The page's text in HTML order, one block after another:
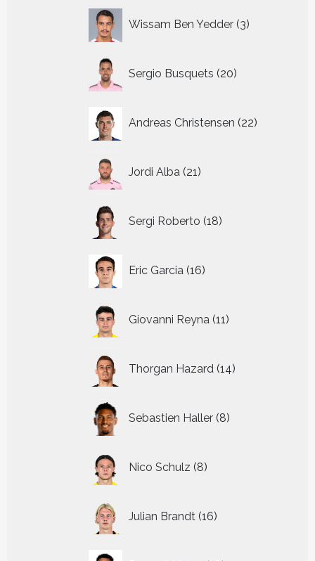
Wissam Ben Yedder 3
producten
Sergio Busquets 20
producten
Andreas Christensen 22
producten
Jordi Alba 21
producten
Sergi Roberto 18
producten
Eric Garcia 16
producten
Giovanni Reyna 11
producten
Thorgan Hazard 14
producten
Sebastien Haller 8
producten
Nico Schulz 8
producten
Julian Brandt 16
producten